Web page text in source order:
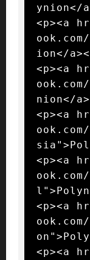
ynion</
<p><a
ion</
<p><a
nion</
<p><a
<p><a
<p><a
<p><a